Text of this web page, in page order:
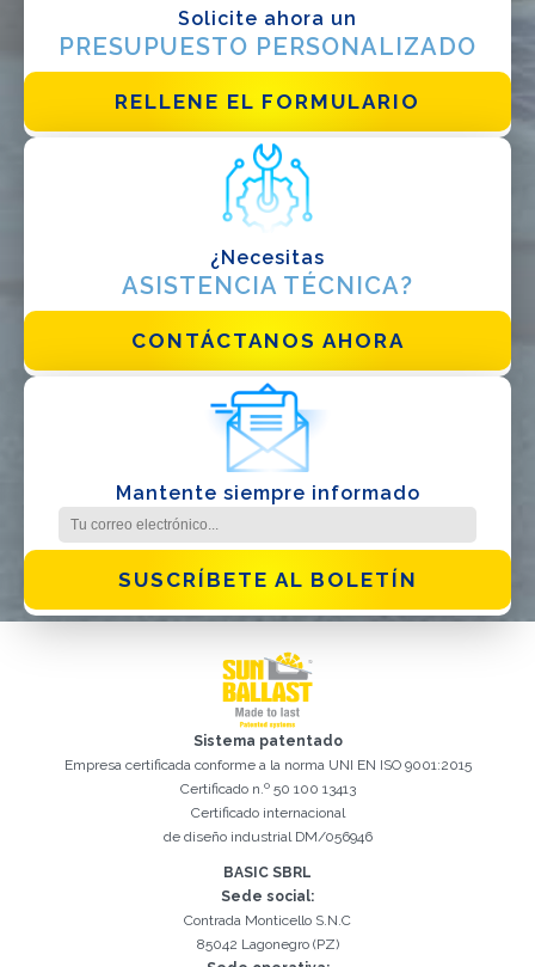
Solicite ahora un
PRESUPUESTO PERSONALIZADO
RELLENE EL FORMULARIO
¿Necesitas
ASISTENCIA TÉCNICA?
CONTÁCTANOS AHORA
Mantente siempre informado
SUSCRÍBETE AL BOLETÍN
He leido y acepto lapolitica de privacidad*
El campo Nombre es obligatorio
El campo Apellido es obligatorio
El campo Agencia es obligatorio
El campo Ciudad es obligatorio
El campo Teléfono es obligatorio
El campo Correo Electrónico es obligatorio
Correo Electrónico ingresado no válido
Debemos aceptar la Política de privacidad
Registro exitoso. Verifique su casilla de correo electrónico para
continuar con la activación
Lo sentimos, se produjo el siguiente error:
Sistema patentado
Empresa certificada conforme a la norma UNI EN ISO 9001:2015
Certificado n.º 50 100 13413
Certificado internacional
de diseño industrial DM/056946
BASIC SBRL
Sede social:
Contrada Monticello S.N.C
85042 Lagonegro (PZ)